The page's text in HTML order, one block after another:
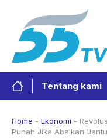
Tentang kami
Home - Ekonomi -
Punah Jika Abaikan